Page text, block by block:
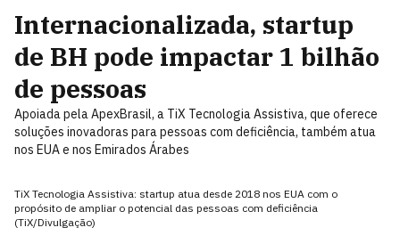
Internacionalizada, startup
de BH pode impactar 1 bilhão
de pessoas
Apoiada pela ApexBrasil, a TiX Tecnologia Assistiva, que oferece
soluções inovadoras para pessoas com deficiência, também atua
nos EUA e nos Emirados Árabes
TiX Tecnologia Assistiva: startup atua desde 2018 nos EUA com o
propósito de ampliar o potencial das pessoas com deficiência
(TiX/Divulgação)